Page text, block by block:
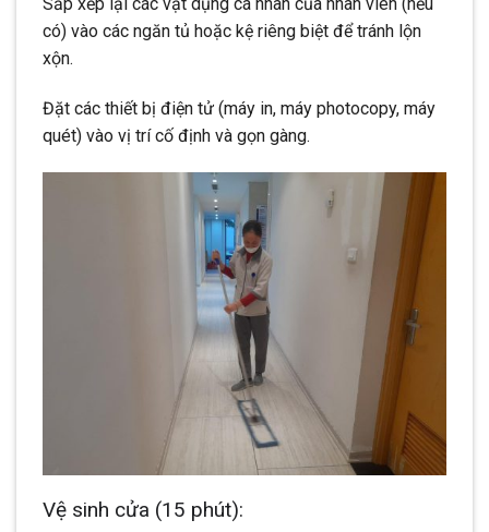
có) vào các ngăn tủ hoặc kệ riêng biệt để tránh lộn
xộn.
Đặt các thiết bị điện tử (máy in, máy photocopy, máy
quét) vào vị trí cố định và gọn gàng.
Vệ sinh cửa (15 phút):